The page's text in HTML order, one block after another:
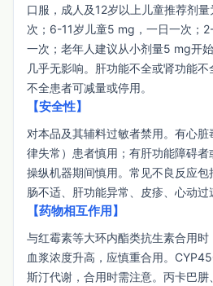
口服，成人及12岁以上儿童推荐剂
次；6-11岁儿童5 mg，一日一次；
一次；老年人建议从小剂量5 mg开
几乎无影响。肝功能不全或肾功能
不全患者可减量或停用。
【安全性】
对本品及其辅料过敏者禁用。有心
律失常）患者慎用；有肝功能障碍
操纵机器期间慎用。常见不良反应
肠不适、肝功能异常、皮疹、心动过
【药物相互作用】
与红霉素等大环内酯类抗生素合用
血浆浓度升高，应慎重合用。
斯汀代谢，合用时需注意。丙卡巴